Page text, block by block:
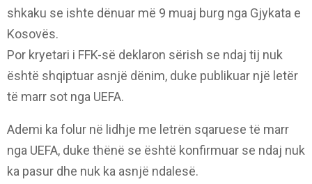
shkaku se ishte dënuar më 9 muaj burg nga Gjykata e
Kosovës.
Por kryetari i FFK-së deklaron sërish se ndaj tij nuk
është shqiptuar asnjë dënim, duke publikuar një letër
të marr sot nga UEFA.
Ademi ka folur në lidhje me letrën sqaruese të marr
nga UEFA, duke thënë se është konfirmuar se ndaj nuk
ka pasur dhe nuk ka asnjë ndalesë.